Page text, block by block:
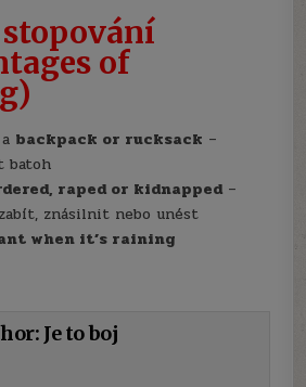
of
backpack or rucksack –
batoh
raped or kidnapped –
znásilnit nebo unést
when it’s raining
Je to boj